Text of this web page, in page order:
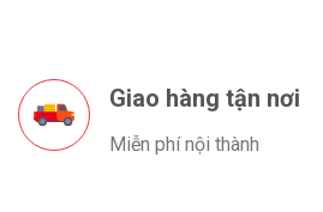
Giao hàng tận nơi
Miễn phí nội thành